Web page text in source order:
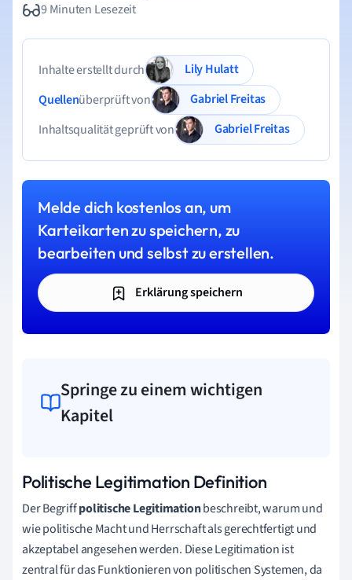
9 Minuten Lesezeit
Inhalte erstellt durch
Lily Hulatt
Quellenüberprüft von
Gabriel Freitas
Inhaltsqualität geprüft von
Gabriel Freitas
Melde dich kostenlos an, um
Karteikarten zu speichern, zu
bearbeiten und selbst zu erstellen.
Erklärung speichern
Springe zu einem wichtigen
Kapitel
Politische Legitimation Definition
Der Begriffpolitische Legitimationbeschreibt, warum und
wie politische Macht und Herrschaft als gerechtfertigt und
akzeptabel angesehen werden. Diese Legitimation ist
zentral für das Funktionieren von politischen Systemen, da